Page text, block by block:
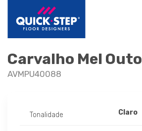
Carvalho Mel
AVMPU40088
Tonalidade Claro